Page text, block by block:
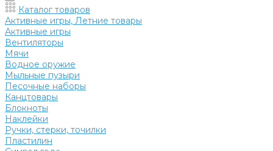
Каталог товаров
Активные игры, Летние товары
Активные игры
Вентиляторы
Мячи
Водное оружие
Мыльные пузыри
Песочные наборы
Канцтовары
Блокноты
Наклейки
Ручки, стерки, точилки
Пластилин